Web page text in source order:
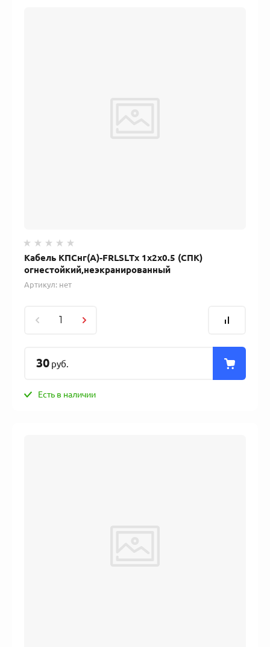
Кабель КПСнг(А)-FRLSLTx 1х2х0.5 (СПК)
огнестойкий,неэкранированный
Артикул: нет
30 руб.
Есть в наличии